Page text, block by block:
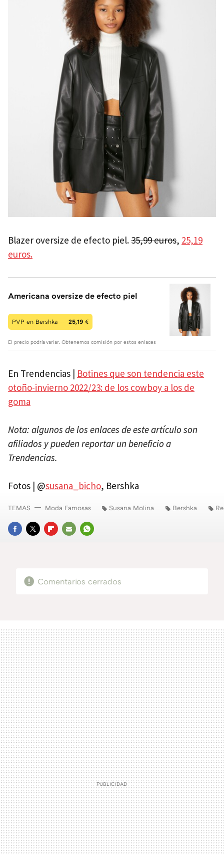
Blazer oversize de efecto piel.35,99 euros, 25,19
euros.
Americana oversize de efecto piel
PVP en Bershka — 25,19 €
El precio podría variar. Obtenemos comisión por estos enlaces
En Trendencias | Botines que son tendencia este
otoño-invierno 2022/23: de los cowboy a los de
goma
Nota: algunos de los enlaces de este artículo son
afiliados y pueden reportar un beneficio a
Trendencias.
Fotos | @susana_bicho, Bershka
FACEBOOK
TWITTERFLIPBOARD
E-
WHATSAPP
TEMAS Moda Famosas Susana Molina Bershka
Comentarios cerrados